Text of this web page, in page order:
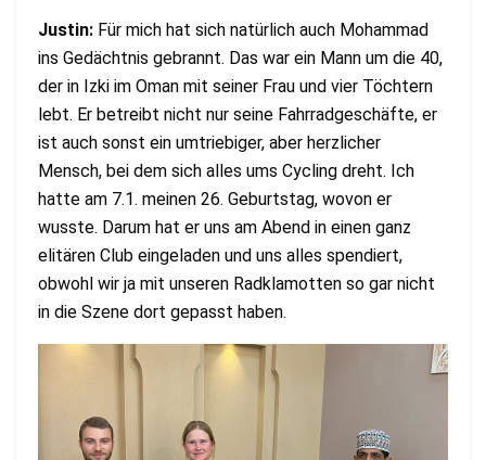
Justin: Für mich hat sich natürlich auch Mohammad
ins Gedächtnis gebrannt. Das war ein Mann um die 40,
der in Izki im Oman mit seiner Frau und vier Töchtern
lebt. Er betreibt nicht nur seine Fahrradgeschäfte, er
ist auch sonst ein umtriebiger, aber herzlicher
Mensch, bei dem sich alles ums Cycling dreht. Ich
hatte am 7.1. meinen 26. Geburtstag, wovon er
wusste. Darum hat er uns am Abend in einen ganz
elitären Club eingeladen und uns alles spendiert,
obwohl wir ja mit unseren Radklamotten so gar nicht
in die Szene dort gepasst haben.